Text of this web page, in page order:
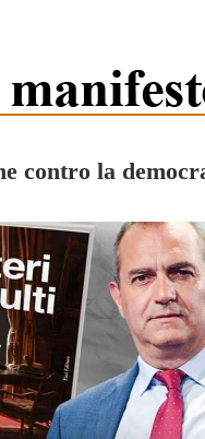
contro la